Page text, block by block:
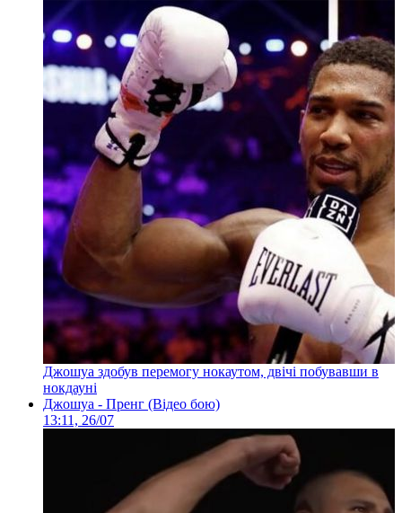
Джошуа здобув перемогу нокаутом, двічі побувавши в
нокдауні
Джошуа - Пренг (Відео бою)
13:11, 26/07